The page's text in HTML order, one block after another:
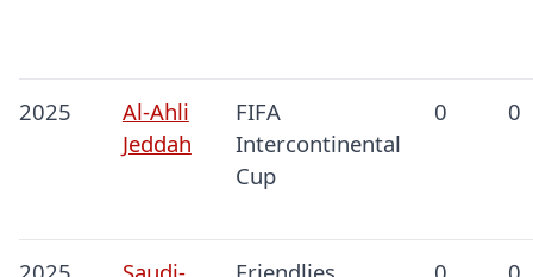
2025
Al-Ahli
Jeddah
FIFA
Intercontinental
Cup
0 0